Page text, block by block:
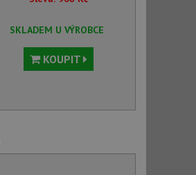
SKLADEM U VÝROBCE
KOUPIT